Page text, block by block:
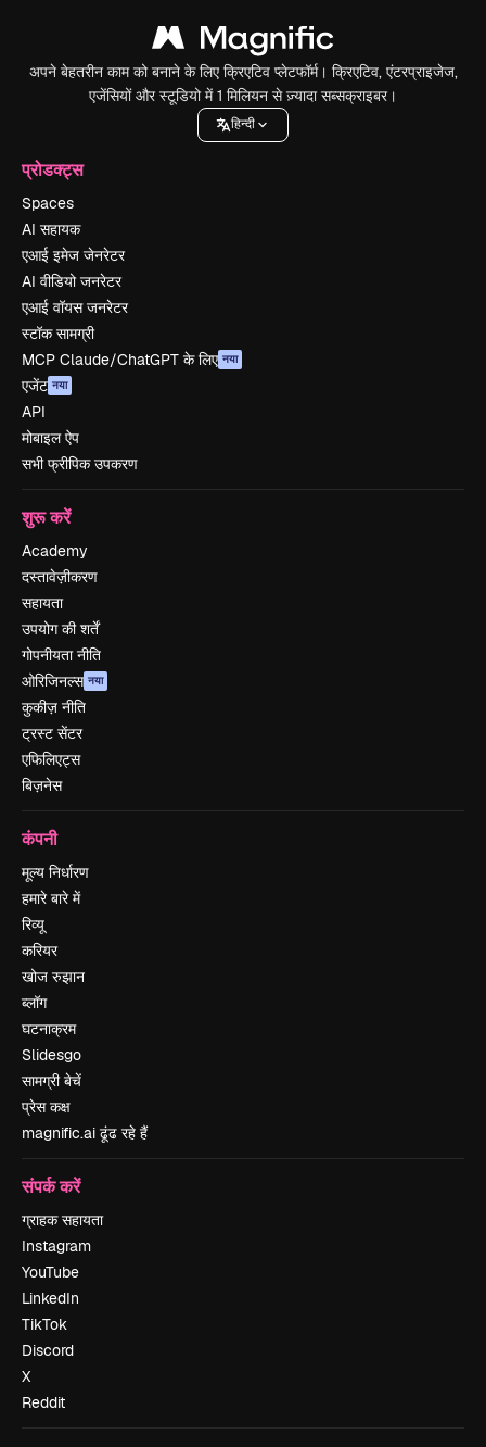
अपने बेहतरीन काम को बनाने के लिए क्रिएटिव प्लेटफॉर्म। क्रिएटिव, एंटरप्राइजेज,
एजेंसियों और स्टूडियो में 1 मिलियन से ज़्यादा सब्सक्राइबर।
हिन्दी
प्रोडक्ट्स
Spaces
AI सहायक
एआई इमेज जेनरेटर
AI वीडियो जनरेटर
एआई वॉयस जनरेटर
स्टॉक सामग्री
MCP Claude/ChatGPT के लिए नया
एजेंट नया
API
मोबाइल ऐप
सभी फ्रीपिक उपकरण
शुरू करें
Academy
दस्तावेज़ीकरण
सहायता
उपयोग की शर्तें
गोपनीयता नीति
ओरिजिनल्स नया
कुकीज़ नीति
ट्रस्ट सेंटर
एफिलिएट्स
बिज़नेस
कंपनी
मूल्य निर्धारण
हमारे बारे में
रिव्यू
करियर
खोज रुझान
ब्लॉग
घटनाक्रम
Slidesgo
सामग्री बेचें
प्रेस कक्ष
magnific.ai ढूंढ रहे हैं
संपर्क करें
ग्राहक सहायता
Instagram
YouTube
LinkedIn
TikTok
Discord
X
Reddit